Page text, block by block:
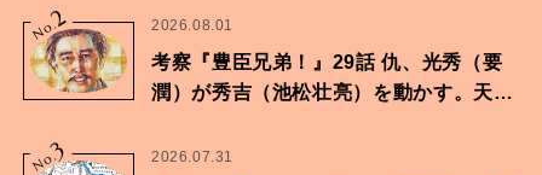
No.2 2026.08.01
考察『豊臣兄弟！』29話 仇、光秀（要
潤）が秀吉（池松壮亮）を動かす。天下
No.3 2026.07.31